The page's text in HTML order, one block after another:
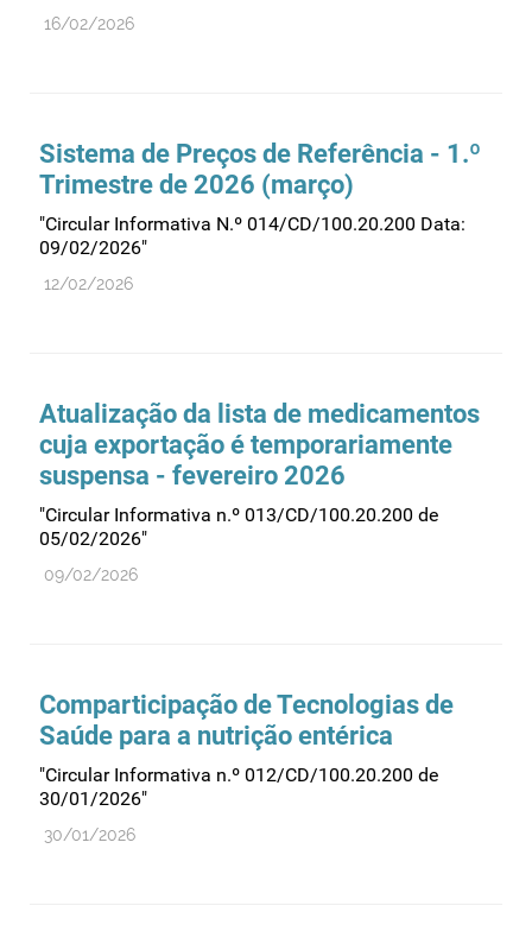
Fabricantes
Gestão financeira e patrimonial
Hemoderivados
Importação
Informação estatística
Investigação
Legislação
Licenciamentos
Locais de venda
Manutenção no mercado
Medicinas alternativas
Planeamento
Plantas medicinais
16/02/2026
Sistema de Preços de Referência - 1.º
Trimestre de 2026 (março)
"Circular Informativa N.º 014/CD/100.20.200 Data:
09/02/2026"
12/02/2026
Atualização da lista de medicamentos
cuja exportação é temporariamente
suspensa - fevereiro 2026
"Circular Informativa n.º 013/CD/100.20.200 de
05/02/2026"
09/02/2026
Comparticipação de Tecnologias de
Saúde para a nutrição entérica
"Circular Informativa n.º 012/CD/100.20.200 de
30/01/2026"
30/01/2026